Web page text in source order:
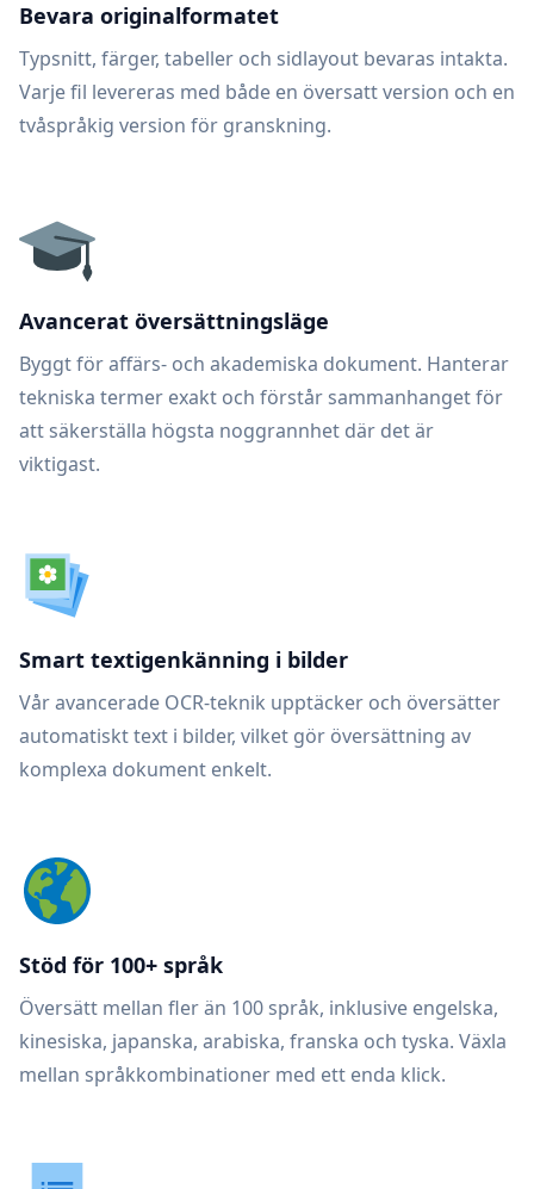
Bevara originalformatet
Typsnitt, färger, tabeller och sidlayout bevaras intakta.
Varje fil levereras med både en översatt version och en
tvåspråkig version för granskning.
Avancerat översättningsläge
Byggt för affärs- och akademiska dokument. Hanterar
tekniska termer exakt och förstår sammanhanget för
att säkerställa högsta noggrannhet där det är
viktigast.
Smart textigenkänning i bilder
Vår avancerade OCR-teknik upptäcker och översätter
automatiskt text i bilder, vilket gör översättning av
komplexa dokument enkelt.
Stöd för 100+ språk
Översätt mellan fler än 100 språk, inklusive engelska,
kinesiska, japanska, arabiska, franska och tyska. Växla
mellan språkkombinationer med ett enda klick.